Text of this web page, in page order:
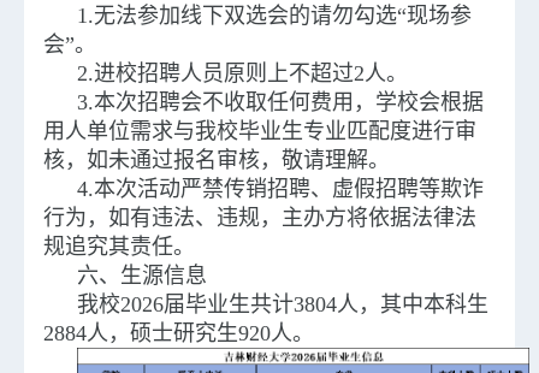
1.无法参加线下双选会的请勿勾选“现场参
会”。
2.进校招聘人员原则上不超过2人。
3.本次招聘会不收取任何费用，学校会根据
用人单位需求与我校毕业生专业匹配度进行审
核，如未通过报名审核，敬请理解。
4.本次活动严禁传销招聘、虚假招聘等欺诈
行为，如有违法、违规，主办方将依据法律法
规追究其责任。
六、生源信息
我校2026届毕业生共计3804人，其中本科生
2884人，硕士研究生920人。